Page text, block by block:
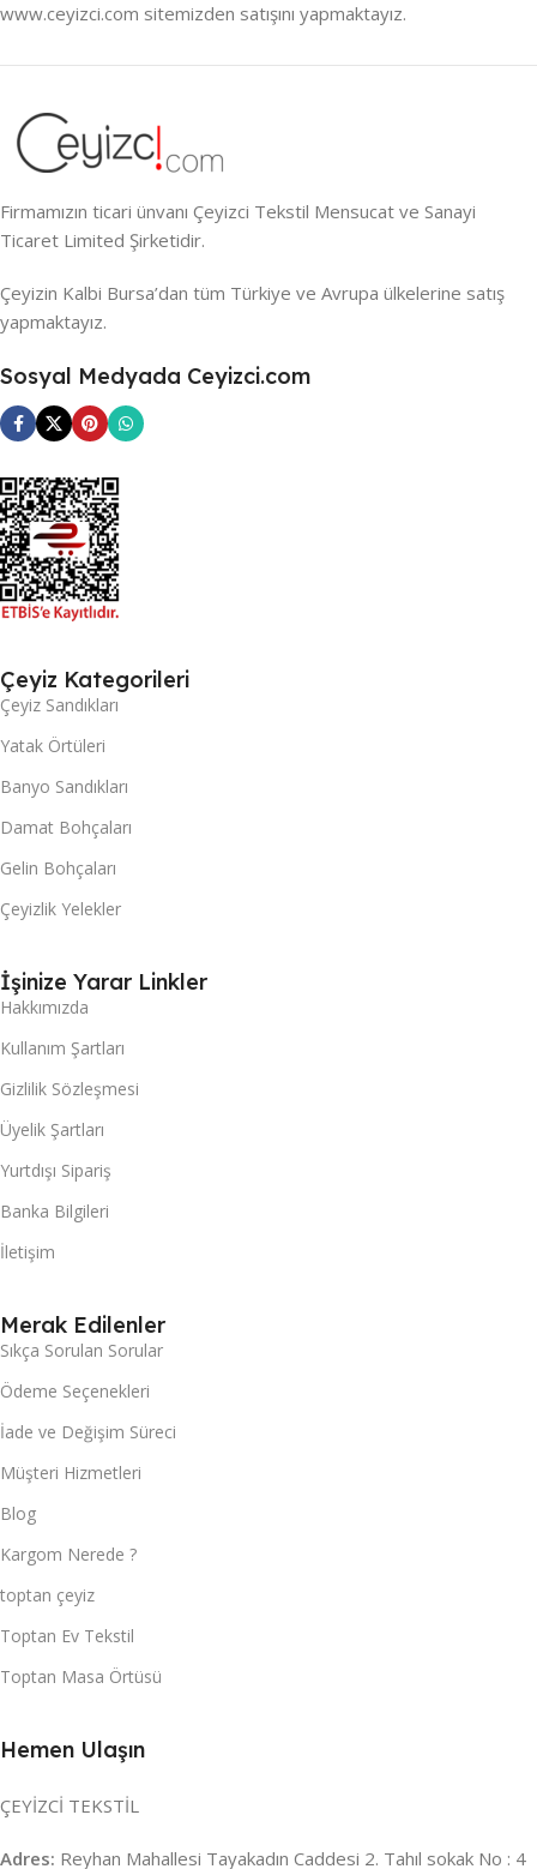
www.ceyizci.com sitemizden satışını yapmaktayız.
Firmamızın ticari ünvanı Çeyizci Tekstil Mensucat ve Sanayi
Ticaret Limited Şirketidir.
Çeyizin Kalbi Bursa’dan tüm Türkiye ve Avrupa ülkelerine satış
yapmaktayız.
Sosyal Medyada Ceyizci.com
Çeyiz Kategorileri
Çeyiz Sandıkları
Yatak Örtüleri
Banyo Sandıkları
Damat Bohçaları
Gelin Bohçaları
Çeyizlik Yelekler
İşinize Yarar Linkler
Hakkımızda
Kullanım Şartları
Gizlilik Sözleşmesi
Üyelik Şartları
Yurtdışı Sipariş
Banka Bilgileri
İletişim
Merak Edilenler
Sıkça Sorulan Sorular
Ödeme Seçenekleri
İade ve Değişim Süreci
Müşteri Hizmetleri
Blog
Kargom Nerede ?
toptan çeyiz
Toptan Ev Tekstil
Toptan Masa Örtüsü
Hemen Ulaşın
ÇEYİZCİ TEKSTİL
Adres: Reyhan Mahallesi Tayakadın Caddesi 2. Tahıl sokak No : 4